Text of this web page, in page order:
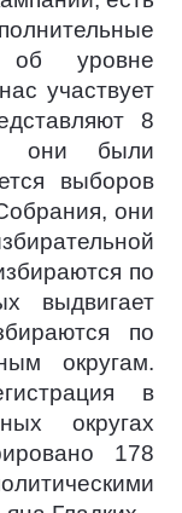
об уровне
участвует
8
они были
выборов
они
по
выдвигает
по
округам.
в
округах
178